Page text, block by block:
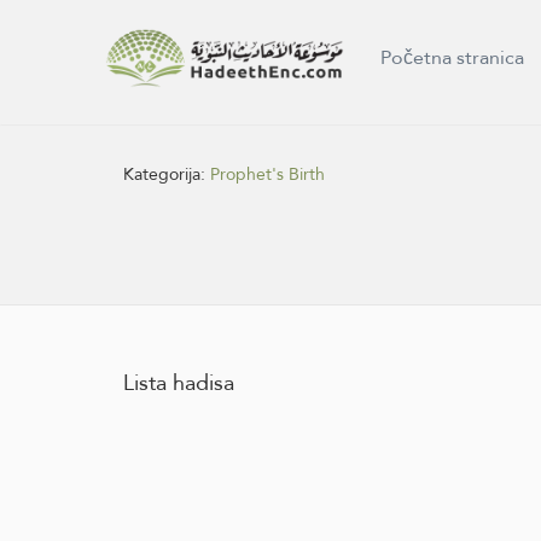
Početna stranica
Kategorija: Prophet's Birth
Lista hadisa